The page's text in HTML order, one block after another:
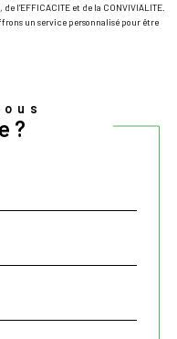
l’EFFICACITE et de la CONVIVIALITE.
un service personnalisé pour être
?